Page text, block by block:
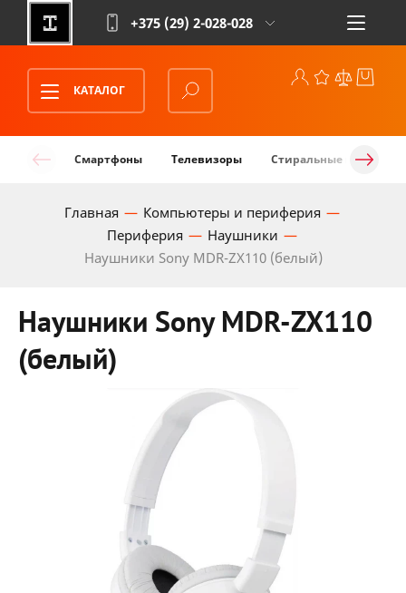
+375 (29) 2-028-028
КАТАЛОГ
Смартфоны Телевизоры Стиральные машины
Главная
Компьютеры и периферия
Периферия
Наушники
Наушники Sony MDR-ZX110 (белый)
Наушники Sony MDR-ZX110
(белый)